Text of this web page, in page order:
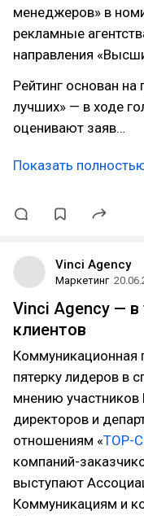
менеджеров» в
рекламные
направления
Рейтинг основан
лучших» — в ходе
оценивают заяв…
Показать
Vinci Agency
Маркетинг
Vinci Agency — в
клиентов
Коммуникационная
пятерку лидеров в
мнению участников
директоров и
отношениям «TOP-
компаний-
выступают
Коммуникациям и